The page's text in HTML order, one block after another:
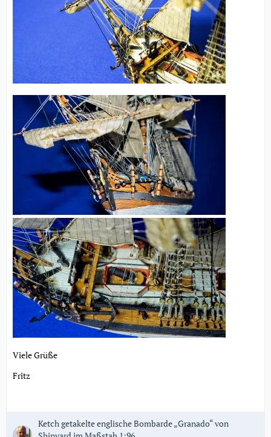
Viele Grüße
Fritz
Ketch getakelte englische Bombarde „Granado“ von